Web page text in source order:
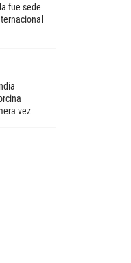
fue sede
vez